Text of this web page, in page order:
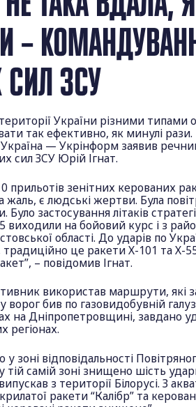
–
СИЛ ЗСУ
України різними типами
так ефективно, як минулі рази.
— Укрінформ заявив
сил ЗСУ Юрій Ігнат.
прильотів зенітних керованих
є людські жертви. Була
Було застосування літаків
на бойовий курс і з
області. До ударів по
традиційно це ракети Х-101 та Х-
– повідомив Ігнат.
використав маршрути, які
бив по газовидобувній
на Дніпропетровщині, завдано
регіонах.
зоні відповідальності
тій самій зоні знищено шість
з території Білорусі. З
ракети “Калібр” та